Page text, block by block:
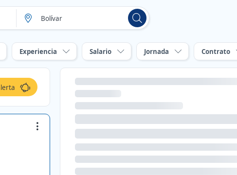
Experiencia Salario Jornada Contrato